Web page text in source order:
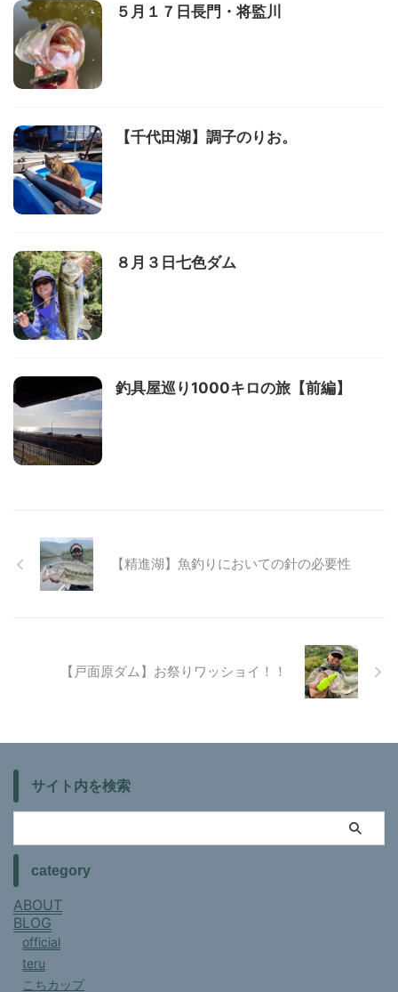
５月１７日長門・将監川
【千代田湖】調子のりお。
８月３日七色ダム
釣具屋巡り1000キロの旅【前編】
【精進湖】魚釣りにおいての針の必要性
【戸面原ダム】お祭りワッショイ！！
サイト内を検索
category
ABOUT
BLOG
official
teru
こちカップ